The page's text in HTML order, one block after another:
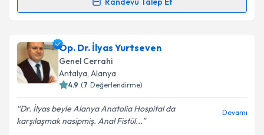
Takvim Talebini Gönder
takvim hazırlandığında e-posta ile bilgilendireceğiz.
E-posta Adresiniz
Kişisel verilerimin işlenmesine ilişkin
Op. Dr. İlyas Yurtseven
Genel Cerrahi
Antalya, Alanya
4.9 (7 Değerlendirme)
Dr. İlyas beyle Alanya Anatolia Hospital da
karşılaşmak nasipmiş. Anal Fistül...
Devamı